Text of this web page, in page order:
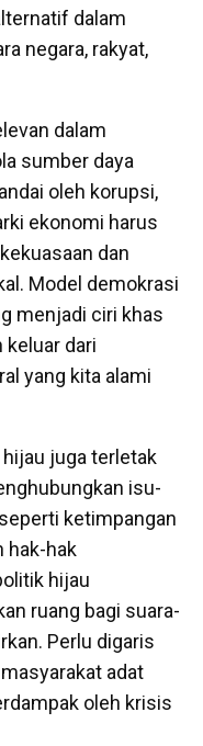
dalam
negara, rakyat,
dalam
sumber daya
oleh korupsi,
ekonomi harus
dan
Model demokrasi
menjadi ciri khas
keluar dari
yang kita alami
juga terletak
isu-
ketimpangan
hak-hak
hijau
ruang bagi suara-
Perlu digaris
adat
oleh krisis